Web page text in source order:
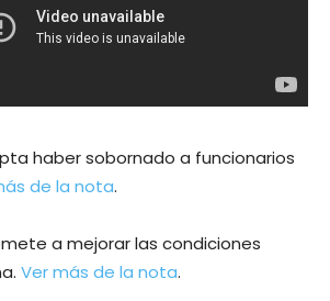
haber sobornado a funcionarios
de la nota.
a mejorar las condiciones
Ver más de la nota.